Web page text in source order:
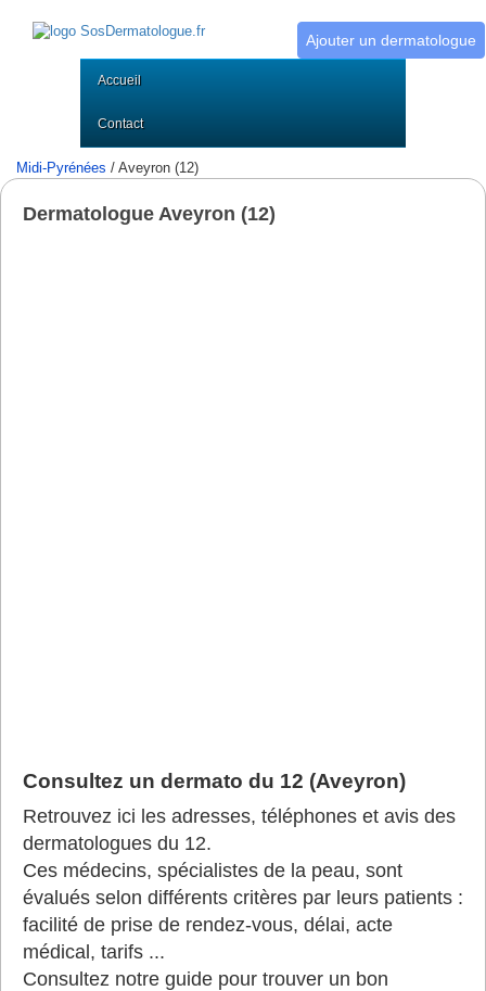
Ajouter un dermatologue
Accueil
Contact
Midi-Pyrénées / Aveyron (12)
Dermatologue Aveyron (12)
Consultez un dermato du 12 (Aveyron)
Retrouvez ici les adresses, téléphones et avis des
dermatologues du 12.
Ces médecins, spécialistes de la peau, sont
évalués selon différents critères par leurs patients :
facilité de prise de rendez-vous, délai, acte
médical, tarifs ...
Consultez notre guide pour trouver un bon